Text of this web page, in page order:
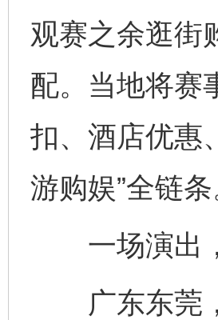
观赛之余逛街
配。当地将赛
扣、酒店优惠
游购娱”全链条
一场演出，
广东东莞，